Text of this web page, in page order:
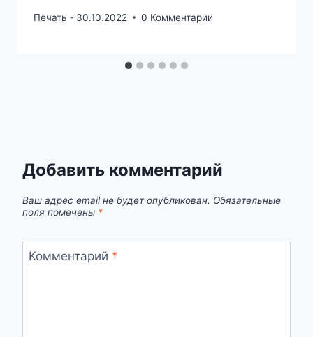
Печать - 30.10.2022 0 Комментарии
Добавить комментарий
Ваш адрес email не будет опубликован. Обязательные
поля помечены *
Комментарий *